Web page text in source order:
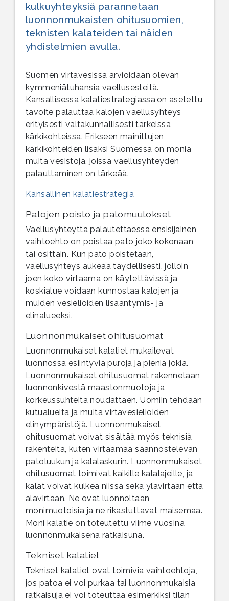
kulkuyhteyksiä parannetaan
luonnonmukaisten ohitusuomien,
teknisten kalateiden tai näiden
yhdistelmien avulla.
Suomen virtavesissä arvioidaan olevan
kymmeniätuhansia vaellusesteitä.
Kansallisessa kalatiestrategiassa on asetettu
tavoite palauttaa kalojen vaellusyhteys
erityisesti valtakunnallisesti tärkeissä
kärkikohteissa. Erikseen mainittujen
kärkikohteiden lisäksi Suomessa on monia
muita vesistöjä, joissa vaellusyhteyden
palauttaminen on tärkeää.
Kansallinen kalatiestrategia
Patojen poisto ja patomuutokset
Vaellusyhteyttä palautettaessa ensisijainen
vaihtoehto on poistaa pato joko kokonaan
tai osittain. Kun pato poistetaan,
vaellusyhteys aukeaa täydellisesti, jolloin
joen koko virtaama on käytettävissä ja
koskialue voidaan kunnostaa kalojen ja
muiden vesieliöiden lisääntymis- ja
elinalueeksi.
Luonnonmukaiset ohitusuomat
Luonnonmukaiset kalatiet mukailevat
luonnossa esiintyviä puroja ja pieniä jokia.
Luonnonmukaiset ohitusuomat rakennetaan
luonnonkivestä maastonmuotoja ja
korkeussuhteita noudattaen. Uomiin tehdään
kutualueita ja muita virtavesieliöiden
elinympäristöjä. Luonnonmukaiset
ohitusuomat voivat sisältää myös teknisiä
rakenteita, kuten virtaamaa säännöstelevän
patoluukun ja kalalaskurin. Luonnonmukaiset
ohitusuomat toimivat kaikille kalalajeille, ja
kalat voivat kulkea niissä sekä ylävirtaan että
alavirtaan. Ne ovat luonnoltaan
monimuotoisia ja ne rikastuttavat maisemaa.
Moni kalatie on toteutettu viime vuosina
luonnonmukaisena ratkaisuna.
Tekniset kalatiet
Tekniset kalatiet ovat toimivia vaihtoehtoja,
jos patoa ei voi purkaa tai luonnonmukaisia
ratkaisuja ei voi toteuttaa esimerkiksi tilan